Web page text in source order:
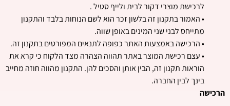
לרכישת מוצרי דקור לבית ולייף סטיל .
• האמור בתקנון זה בלשון זכר הוא לשם הנוחות בלבד והתקנון
מתייחס לבני שני המינים באופן שווה.
• הרכישה באמצעות האתר כפופה לתנאים המפורטים בתקנון זה.
• עצם רכישת המוצר באתר תהווה הצהרה מצד הלקוח כי קרא את
הוראות תקנון זה, הבין אותן והסכים להן. התקנון מהווה חוזה מחייב
בינך לבין החברה.
הרכישה